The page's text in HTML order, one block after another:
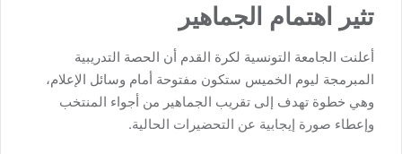
تثير اهتمام الجماهير
أعلنت الجامعة التونسية لكرة القدم أن الحصة التدريبية
المبرمجة ليوم الخميس ستكون مفتوحة أمام وسائل الإعلام،
وهي خطوة تهدف إلى تقريب الجماهير من أجواء المنتخب
وإعطاء صورة إيجابية عن التحضيرات الحالية.